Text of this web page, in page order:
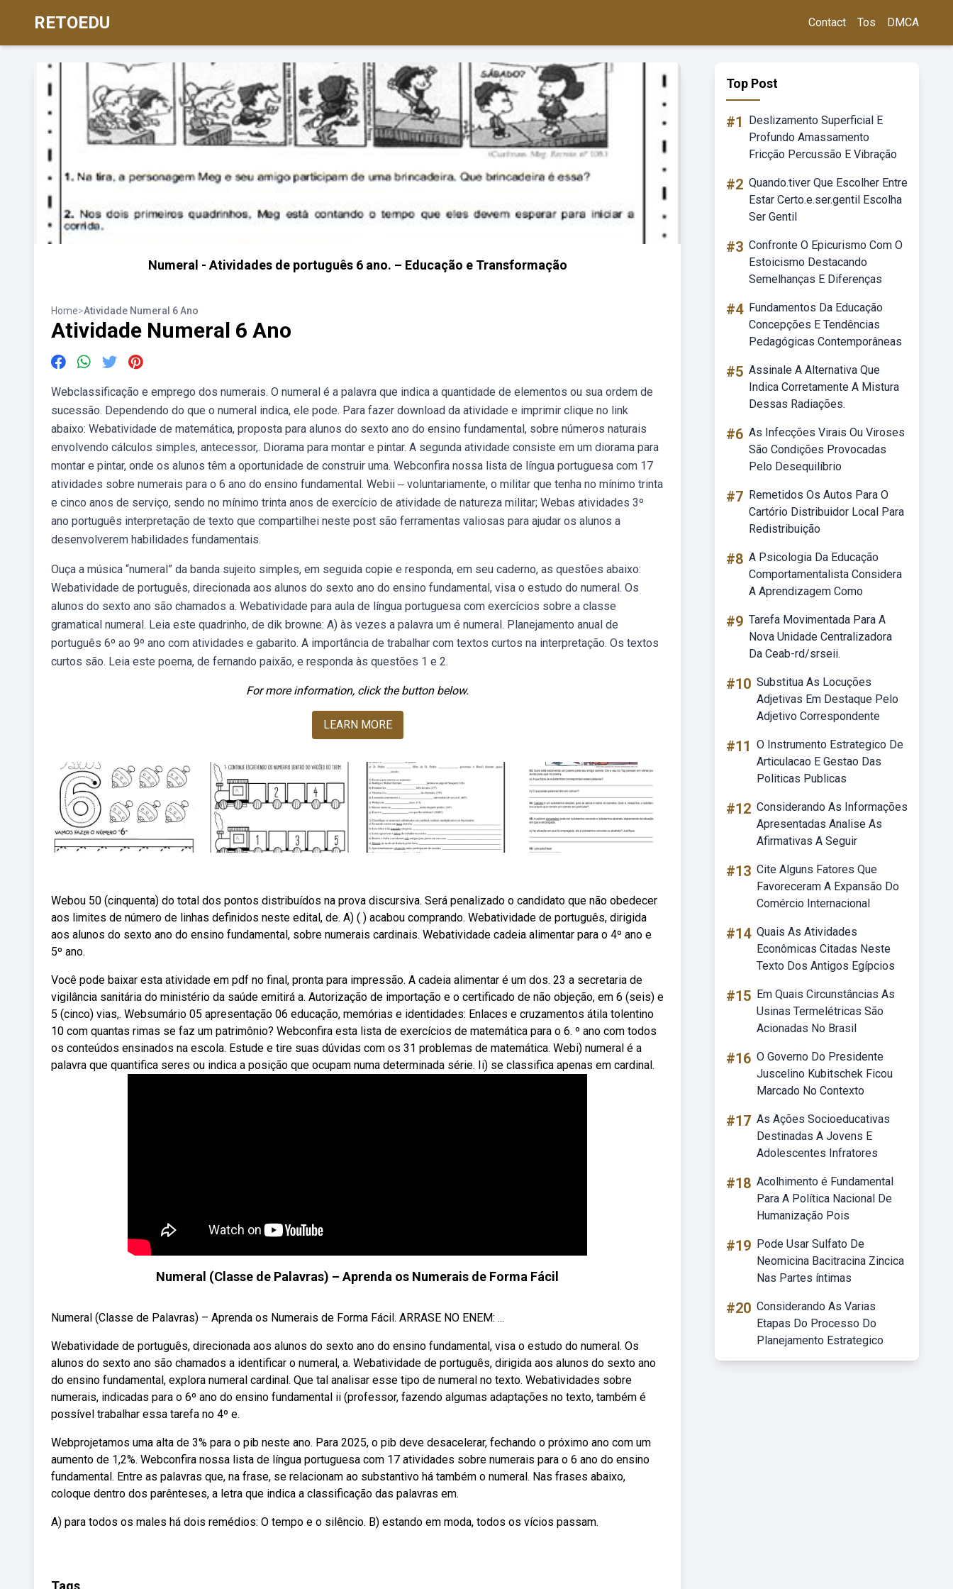
RETOEDU Contact Tos DMCA
Numeral - Atividades de português 6 ano. – Educação e Transformação
Home>Atividade Numeral 6 Ano
Atividade Numeral 6 Ano
Webclassificação e emprego dos numerais. O numeral é a palavra que indica a quantidade de elementos ou sua ordem de
sucessão. Dependendo do que o numeral indica, ele pode. Para fazer download da atividade e imprimir clique no link
abaixo: Webatividade de matemática, proposta para alunos do sexto ano do ensino fundamental, sobre números naturais
envolvendo cálculos simples, antecessor,. Diorama para montar e pintar. A segunda atividade consiste em um diorama para
montar e pintar, onde os alunos têm a oportunidade de construir uma. Webconfira nossa lista de língua portuguesa com 17
atividades sobre numerais para o 6 ano do ensino fundamental. Webii ‒ voluntariamente, o militar que tenha no mínimo trinta
e cinco anos de serviço, sendo no mínimo trinta anos de exercício de atividade de natureza militar; Webas atividades 3º
ano português interpretação de texto que compartilhei neste post são ferramentas valiosas para ajudar os alunos a
desenvolverem habilidades fundamentais.
Ouça a música “numeral” da banda sujeito simples, em seguida copie e responda, em seu caderno, as questões abaixo:
Webatividade de português, direcionada aos alunos do sexto ano do ensino fundamental, visa o estudo do numeral. Os
alunos do sexto ano são chamados a. Webatividade para aula de língua portuguesa com exercícios sobre a classe
gramatical numeral. Leia este quadrinho, de dik browne: A) às vezes a palavra um é numeral. Planejamento anual de
português 6º ao 9º ano com atividades e gabarito. A importância de trabalhar com textos curtos na interpretação. Os textos
curtos são. Leia este poema, de fernando paixão, e responda às questões 1 e 2.
For more information, click the button below.
LEARN MORE
Webou 50 (cinquenta) do total dos pontos distribuídos na prova discursiva. Será penalizado o candidato que não obedecer
aos limites de número de linhas definidos neste edital, de. A) ( ) acabou comprando. Webatividade de português, dirigida
aos alunos do sexto ano do ensino fundamental, sobre numerais cardinais. Webatividade cadeia alimentar para o 4º ano e
5º ano.
Você pode baixar esta atividade em pdf no final, pronta para impressão. A cadeia alimentar é um dos. 23 a secretaria de
vigilância sanitária do ministério da saúde emitirá a. Autorização de importação e o certificado de não objeção, em 6 (seis) e
5 (cinco) vias,. Websumário 05 apresentação 06 educação, memórias e identidades: Enlaces e cruzamentos átila tolentino
10 com quantas rimas se faz um patrimônio? Webconfira esta lista de exercícios de matemática para o 6. º ano com todos
os conteúdos ensinados na escola. Estude e tire suas dúvidas com os 31 problemas de matemática. Webi) numeral é a
palavra que quantifica seres ou indica a posição que ocupam numa determinada série. Ii) se classifica apenas em cardinal.
Numeral (Classe de Palavras) – Aprenda os Numerais de Forma Fácil
Numeral (Classe de Palavras) – Aprenda os Numerais de Forma Fácil. ARRASE NO ENEM: ...
Webatividade de português, direcionada aos alunos do sexto ano do ensino fundamental, visa o estudo do numeral. Os
alunos do sexto ano são chamados a identificar o numeral, a. Webatividade de português, dirigida aos alunos do sexto ano
do ensino fundamental, explora numeral cardinal. Que tal analisar esse tipo de numeral no texto. Webatividades sobre
numerais, indicadas para o 6º ano do ensino fundamental ii (professor, fazendo algumas adaptações no texto, também é
possível trabalhar essa tarefa no 4º e.
Webprojetamos uma alta de 3% para o pib neste ano. Para 2025, o pib deve desacelerar, fechando o próximo ano com um
aumento de 1,2%. Webconfira nossa lista de língua portuguesa com 17 atividades sobre numerais para o 6 ano do ensino
fundamental. Entre as palavras que, na frase, se relacionam ao substantivo há também o numeral. Nas frases abaixo,
coloque dentro dos parênteses, a letra que indica a classificação das palavras em.
A) para todos os males há dois remédios: O tempo e o silêncio. B) estando em moda, todos os vícios passam.
Tags
Top Post
#1
Deslizamento Superficial E
Profundo Amassamento
Fricção Percussão E Vibração
#2 Quando.tiver Que Escolher Entre
Estar Certo.e.ser.gentil Escolha
Ser Gentil
#3 Confronte O Epicurismo Com O
Estoicismo Destacando
Semelhanças E Diferenças
#4 Fundamentos Da Educação
Concepções E Tendências
Pedagógicas Contemporâneas
#5 Assinale A Alternativa Que
Indica Corretamente A Mistura
Dessas Radiações.
#6 As Infecções Virais Ou Viroses
São Condições Provocadas
Pelo Desequilíbrio
#7 Remetidos Os Autos Para O
Cartório Distribuidor Local Para
Redistribuição
#8 A Psicologia Da Educação
Comportamentalista Considera
A Aprendizagem Como
#9 Tarefa Movimentada Para A
Nova Unidade Centralizadora
Da Ceab-rd/srseii.
#10 Substitua As Locuções
Adjetivas Em Destaque Pelo
Adjetivo Correspondente
#11 O Instrumento Estrategico De
Articulacao E Gestao Das
Politicas Publicas
#12 Considerando As Informações
Apresentadas Analise As
Afirmativas A Seguir
#13 Cite Alguns Fatores Que
Favoreceram A Expansão Do
Comércio Internacional
#14 Quais As Atividades
Econômicas Citadas Neste
Texto Dos Antigos Egípcios
#15 Em Quais Circunstâncias As
Usinas Termelétricas São
Acionadas No Brasil
#16 O Governo Do Presidente
Juscelino Kubitschek Ficou
Marcado No Contexto
#17 As Ações Socioeducativas
Destinadas A Jovens E
Adolescentes Infratores
#18 Acolhimento é Fundamental
Para A Política Nacional De
Humanização Pois
#19 Pode Usar Sulfato De
Neomicina Bacitracina Zincica
Nas Partes íntimas
#20 Considerando As Varias
Etapas Do Processo Do
Planejamento Estrategico